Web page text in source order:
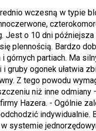
wczesną w typie
Jest o 10 dni późniejsza
plennością. Bardzo
górnych partiach. Ma
i gruby ogonek ułatwia
Z tego powodu
niż inne odmiany
Hazera. - Ogólnie
indywidualnie.
systemie